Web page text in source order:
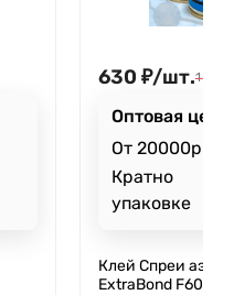
630 ₽/шт.1 000
Оптовая цена
От 20000р
Кратно
упаковке
Клей Спреи
ExtraBond F60